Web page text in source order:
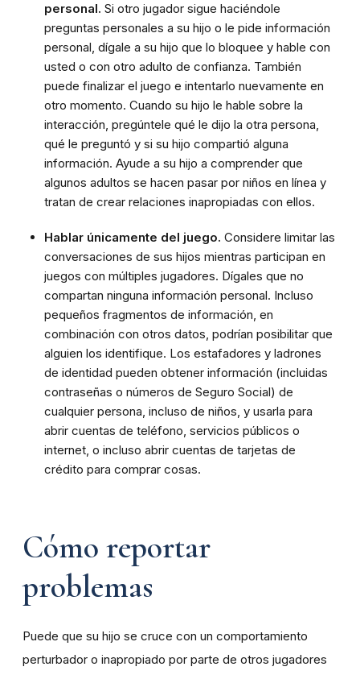
personal. Si otro jugador sigue haciéndole
preguntas personales a su hijo o le pide información
personal, dígale a su hijo que lo bloquee y hable con
usted o con otro adulto de confianza. También
puede finalizar el juego e intentarlo nuevamente en
otro momento. Cuando su hijo le hable sobre la
interacción, pregúntele qué le dijo la otra persona,
qué le preguntó y si su hijo compartió alguna
información. Ayude a su hijo a comprender que
algunos adultos se hacen pasar por niños en línea y
tratan de crear relaciones inapropiadas con ellos.
Hablar únicamente del juego. Considere limitar las
conversaciones de sus hijos mientras participan en
juegos con múltiples jugadores. Dígales que no
compartan ninguna información personal. Incluso
pequeños fragmentos de información, en
combinación con otros datos, podrían posibilitar que
alguien los identifique. Los estafadores y ladrones
de identidad pueden obtener información (incluidas
contraseñas o números de Seguro Social) de
cualquier persona, incluso de niños, y usarla para
abrir cuentas de teléfono, servicios públicos o
internet, o incluso abrir cuentas de tarjetas de
crédito para comprar cosas.
Cómo reportar
problemas
Puede que su hijo se cruce con un comportamiento
perturbador o inapropiado por parte de otros jugadores